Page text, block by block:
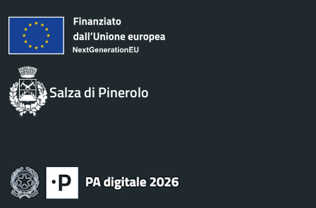
Salza di Pinerolo